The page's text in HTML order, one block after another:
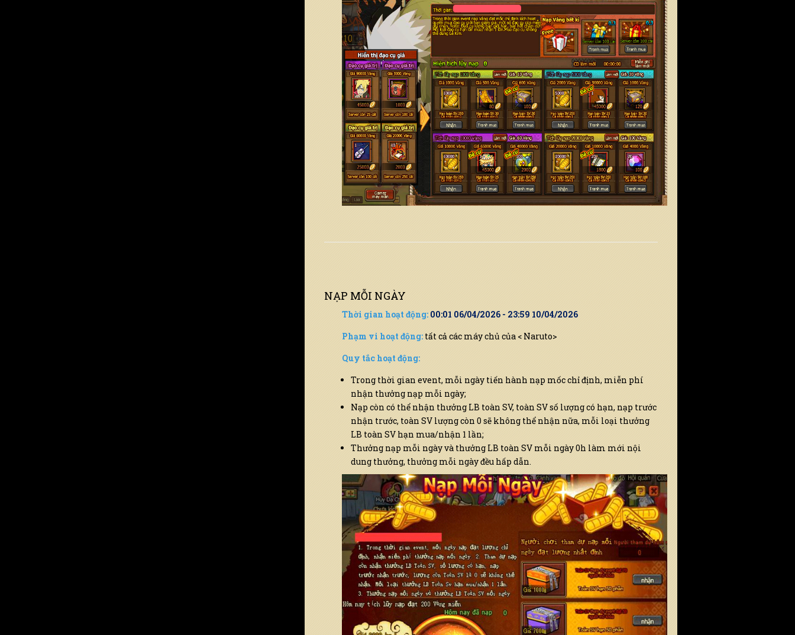
NẠP MỖI NGÀY
Thời gian hoạt động: 00:01 06/04/2026 - 23:59 10/04/2026
Phạm vi hoạt động:tất cả các máy chủ của < Naruto>
Quy tắc hoạt động:
Trong thời gian event, mỗi ngày tiến hành nạp mốc chỉ định, miễn phí
nhận thưởng nạp mỗi ngày;
Nạp còn có thể nhận thưởng LB toàn SV, toàn SV số lượng có hạn, nạp trước
nhận trước, toàn SV lượng còn 0 sẽ không thể nhận nữa, mỗi loại thưởng
LB toàn SV hạn mua/nhận 1 lần;
Thưởng nạp mỗi ngày và thưởng LB toàn SV mỗi ngày 0h làm mới nội
dung thưởng, thưởng mỗi ngày đều hấp dẫn.
Chọn server để nhận code
Vui lòng chọn